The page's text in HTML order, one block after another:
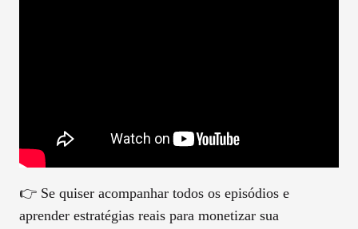
👉 Se quiser acompanhar todos os episódios e
aprender estratégias reais para monetizar sua